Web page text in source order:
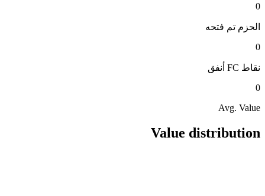
0
الحزم تم فتحه
0
نقاط FC
أنفق
0
Avg. Value
Value distribution